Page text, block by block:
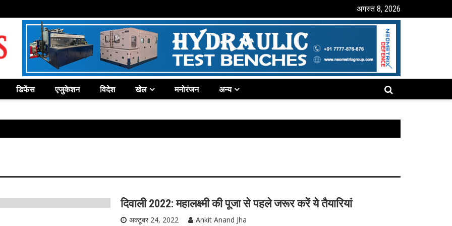
अगस्त 8, 2026
डिफेंस एजुकेशन विदेश खेल मनोरंजन अन्य
दिवाली 2022: महालक्ष्मी की पूजा से पहले जरूर करें ये तैयारियां
अक्टूबर 24, 2022
Ankit Anand Jha